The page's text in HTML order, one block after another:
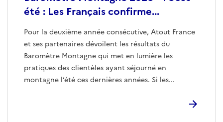
été : Les Français confirme...
Pour la deuxième année consécutive, Atout France
et ses partenaires dévoilent les résultats du
Baromètre Montagne qui met en lumière les
pratiques des clientèles ayant séjourné en
montagne l’été ces dernières années. Si les...